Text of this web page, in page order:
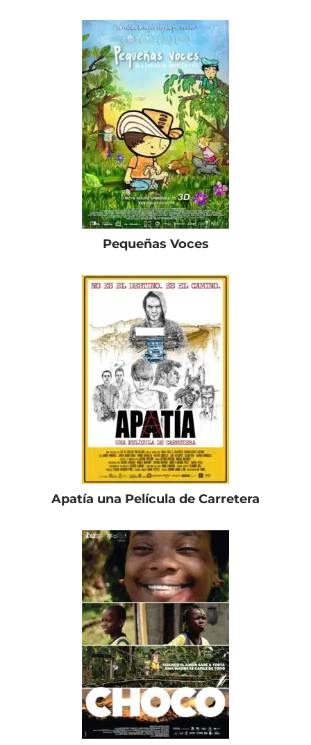
Pequeñas Voces
Apatía una Película de Carretera